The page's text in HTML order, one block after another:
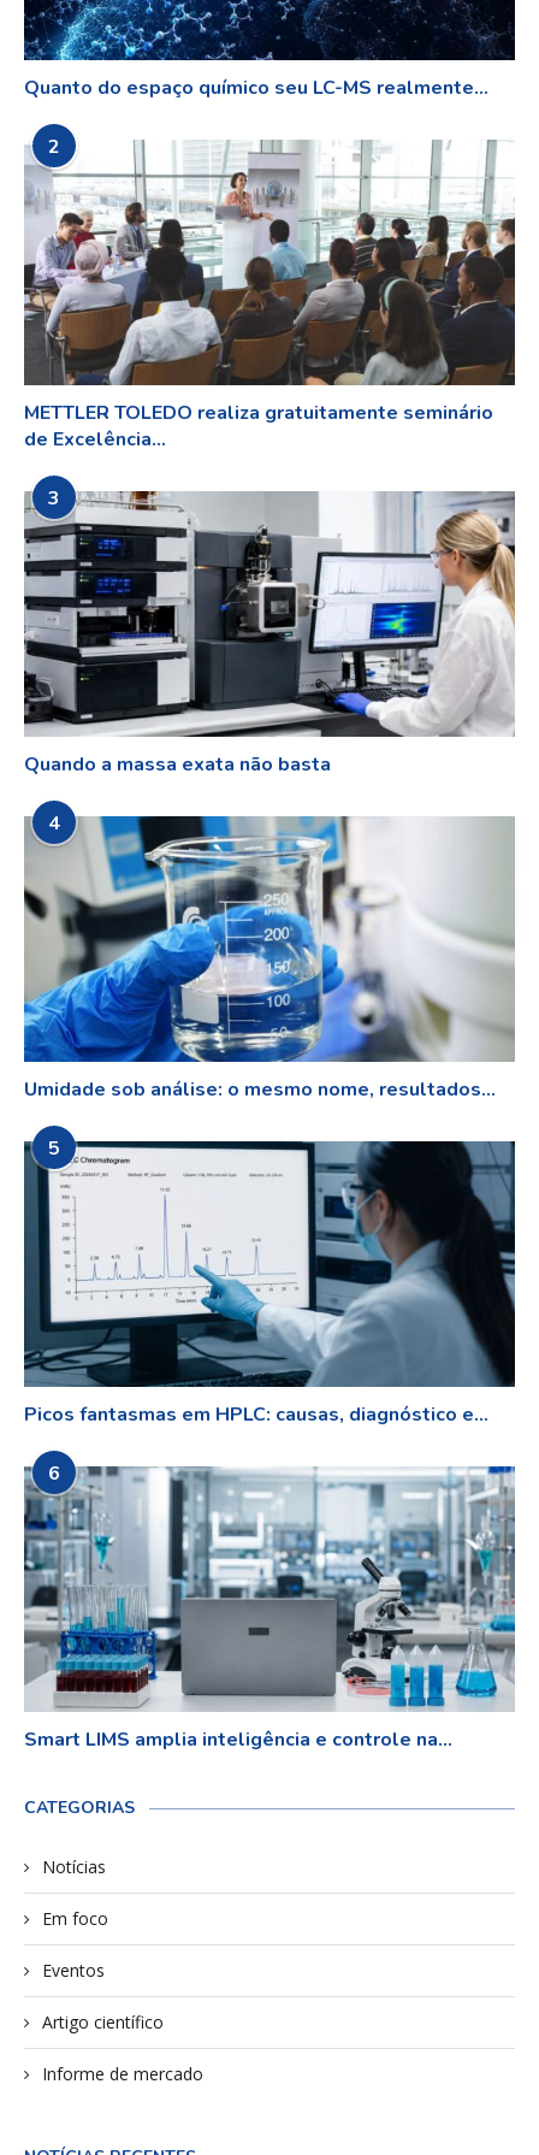
Quanto do espaço químico seu LC-MS realmente...
2
METTLER TOLEDO realiza gratuitamente seminário
de Excelência...
3
Quando a massa exata não basta
4
Umidade sob análise: o mesmo nome, resultados...
5
Picos fantasmas em HPLC: causas, diagnóstico e...
6
Smart LIMS amplia inteligência e controle na...
CATEGORIAS
Notícias
Em foco
Eventos
Artigo científico
Informe de mercado